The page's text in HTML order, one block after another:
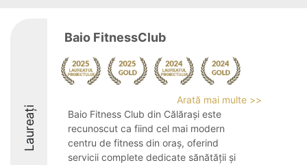
Laureați
Baio FitnessClub
Arată mai multe >>
Baio Fitness Club din Călărași este
recunoscut ca fiind cel mai modern
centru de fitness din oraș, oferind
servicii complete dedicate sănătății și